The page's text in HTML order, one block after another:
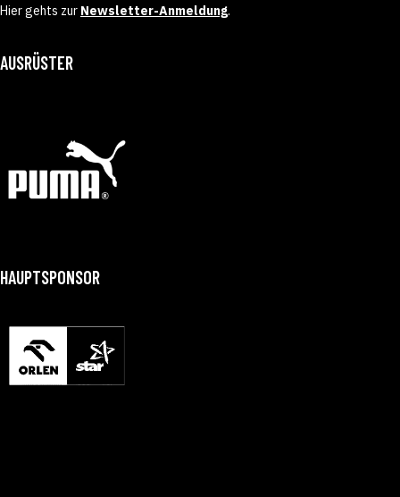
Hier gehts zur Newsletter-Anmeldung.
AUSRÜSTER
HAUPTSPONSOR